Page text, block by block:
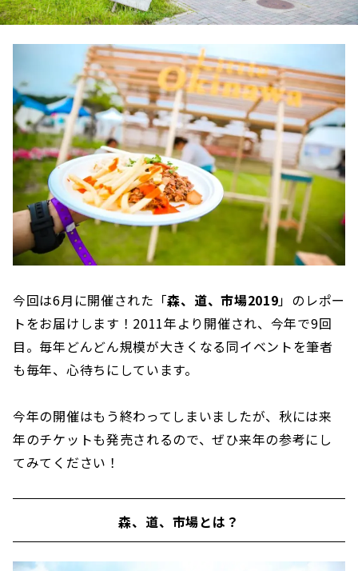
今回は6月に開催された「森、道、市場2019」のレポー
トをお届けします！2011年より開催され、今年で9回
目。毎年どんどん規模が大きくなる同イベントを筆者
も毎年、心待ちにしています。
今年の開催はもう終わってしまいましたが、秋には来
年のチケットも発売されるので、ぜひ来年の参考にし
てみてください！
森、道、市場とは？